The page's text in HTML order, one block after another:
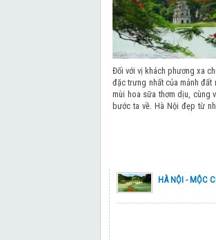
HÀ NỘI - HONG
HÀ NỘI –
NHẬT BẢN
HÀ NỘI –
Đối với vị khách phương xa
đặc trưng nhất của mảnh đất
mùi hoa sữa thơm dịu, cùng
bước ta về. Hà Nội đẹp từ
ngàn năm. Nếu sống lâu ở
HÀ NỘI - MỘC